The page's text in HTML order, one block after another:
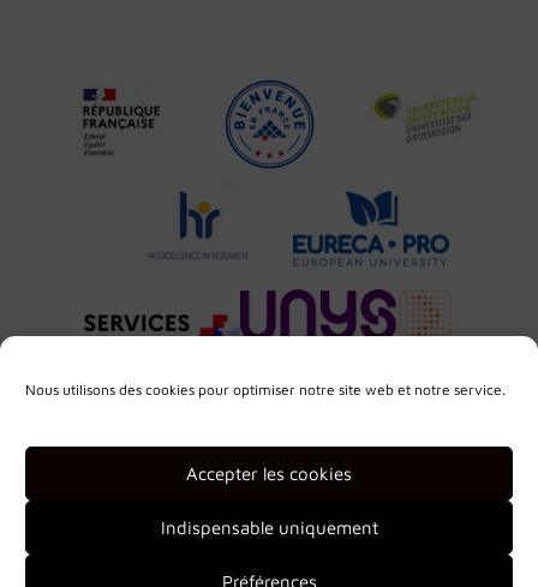
Nous utilisons des cookies pour optimiser notre site web et notre service.
Accepter les cookies
Indispensable uniquement
Préférences